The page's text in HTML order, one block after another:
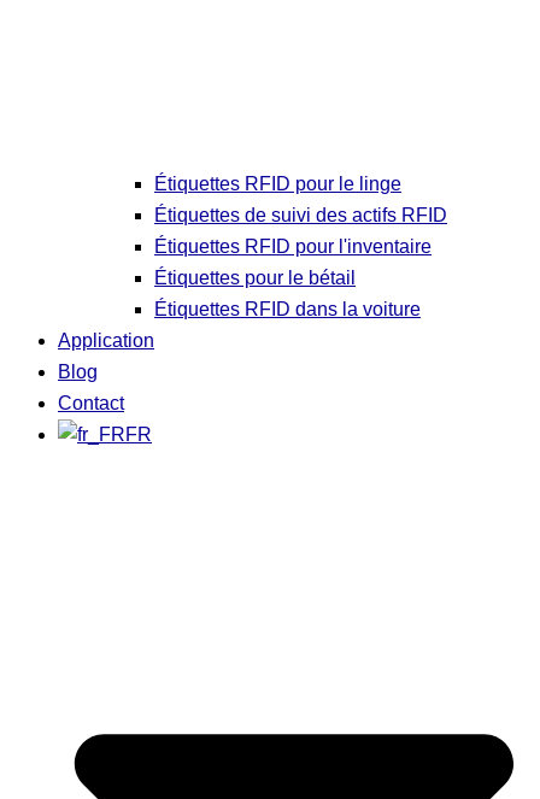
Étiquettes RFID pour le linge
Étiquettes de suivi des actifs RFID
Étiquettes RFID pour l'inventaire
Étiquettes pour le bétail
Étiquettes RFID dans la voiture
Application
Blog
Contact
FR